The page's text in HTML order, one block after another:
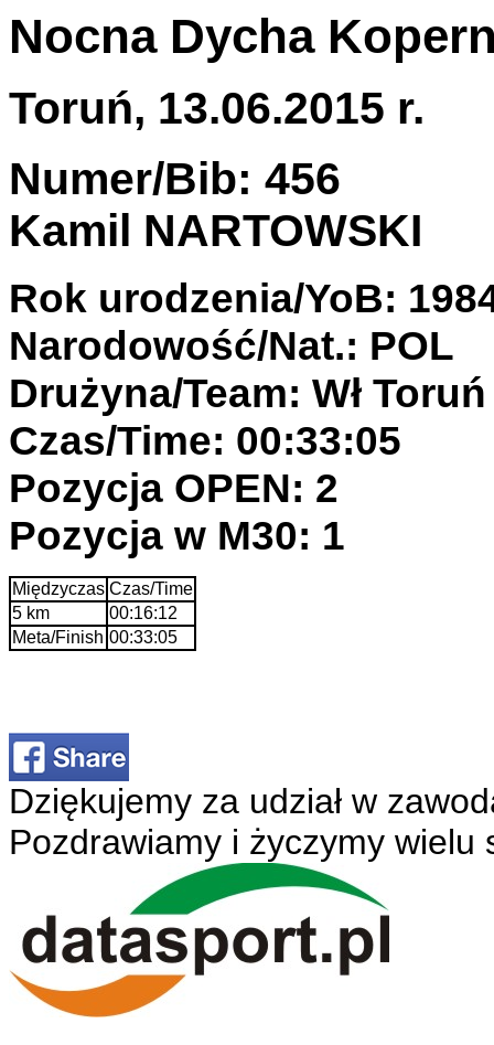
Nocna Dycha
Toruń, 13.06.2015 r.
Numer/Bib: 456
Kamil NARTOWSKI
Rok urodzenia/YoB:
Narodowość/Nat.: POL
Drużyna/Team: Wł Toruń
Czas/Time: 00:33:05
Pozycja OPEN: 2
Pozycja w M30: 1
Międzyczas Czas/Time
5 km
00:16:12
Meta/Finish 00:33:05
Dziękujemy za udział w
Pozdrawiamy i życzymy wielu